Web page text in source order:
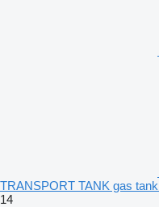
TRANSPORT TANK gas
14